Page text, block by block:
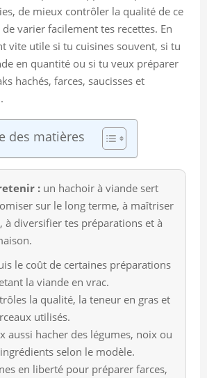
de mieux contrôler la qualité de ce
varier facilement tes recettes. En
vite utile si tu cuisines souvent, si tu
en quantité ou si tu veux préparer
hachés, farces, saucisses et
des matières
: un hachoir à viande sert
sur le long terme, à maîtriser
à diversifier tes préparations et à
le coût de certaines préparations
la viande en vrac.
la qualité, la teneur en gras et
utilisés.
aussi hacher des légumes, noix ou
selon le modèle.
en liberté pour préparer farces,